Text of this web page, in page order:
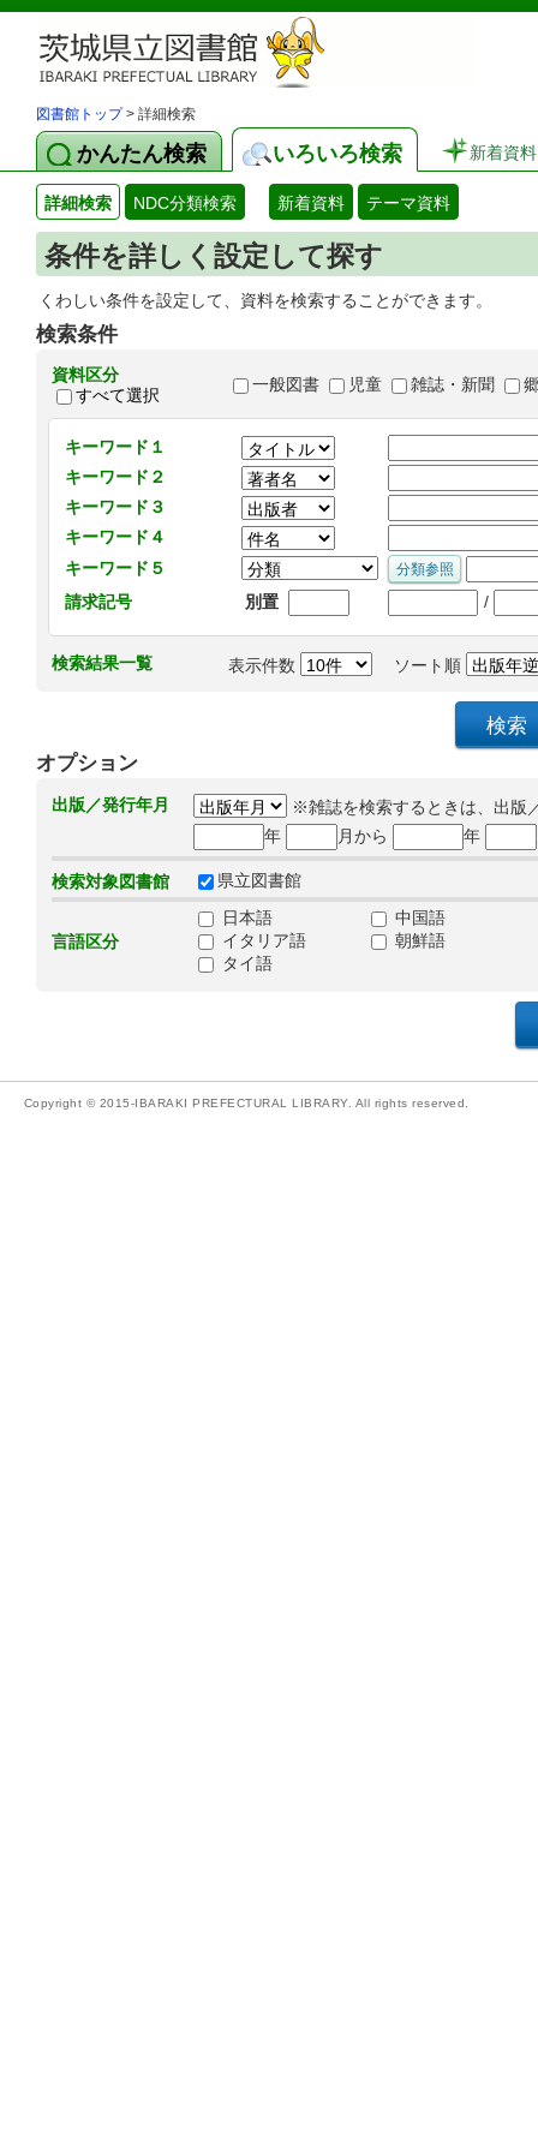
図書館トップ> 詳細検索
かんたん検索 いろいろ検索 新着資料
詳細検索 NDC分類検索 新着資料 テーマ資料
条件を詳しく設定して探す
くわしい条件を設定して、資料を検索することができます。
検索条件
資料区分
すべて選択
一般図書 児童 雑誌・新聞
キーワード１
キーワード２
キーワード３
キーワード４
キーワード５
請求記号
別置 /
検索結果一覧 表示件数 ソート順
オプション
出版／発行年月
※雑誌を検索するときは、出版
年
月から 年
検索対象図書館 県立図書館
言語区分
日本語
中国語
イタリア語
朝鮮語
タイ語
Copyright © 2015-IBARAKI PREFECTURAL LIBRARY. All rights reserved.